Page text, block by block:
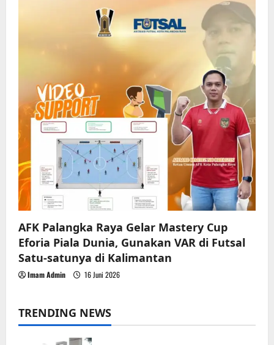
AFK Palangka Raya Gelar Mastery Cup
Eforia Piala Dunia, Gunakan VAR di Futsal
Satu-satunya di Kalimantan
Imam Admin 16 Juni 2026
TRENDING NEWS